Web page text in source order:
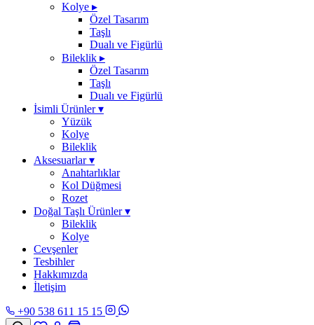
Kolye ▸
Özel Tasarım
Taşlı
Dualı ve Figürlü
Bileklik ▸
Özel Tasarım
Taşlı
Dualı ve Figürlü
İsimli Ürünler▾
Yüzük
Kolye
Bileklik
Aksesuarlar▾
Anahtarlıklar
Kol Düğmesi
Rozet
Doğal Taşlı Ürünler▾
Bileklik
Kolye
Cevşenler
Tesbihler
Hakkımızda
İletişim
+90 538 611 15 15